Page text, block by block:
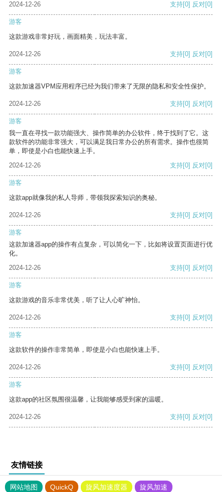
2024-12-26 支持[0] 反对[0]
游客
这款游戏非常好玩，画面精美，玩法丰富。
2024-12-26 支持[0] 反对[0]
游客
这款加速器VPM应用程序已经为我们带来了无限的隐私和安全性保护。
2024-12-26 支持[0] 反对[0]
游客
我一直在寻找一款功能强大、操作简单的办公软件，终于找到了它。这
款软件的功能非常强大，可以满足我日常办公的所有需求。操作也很简
单，即使是小白也能快速上手。
2024-12-26
支持[0] 反对[0]
游客
这款app就像我的私人导师，带领我探索知识的奥秘。
2024-12-26 支持[0] 反对[0]
游客
这款加速器app的操作有点复杂，可以简化一下，比如将设置页面进行优
化。
2024-12-26
支持[0] 反对[0]
游客
这款游戏的音乐非常优美，听了让人心旷神怡。
2024-12-26 支持[0] 反对[0]
游客
这款软件的操作非常简单，即使是小白也能快速上手。
2024-12-26 支持[0] 反对[0]
游客
这款app的社区氛围很温馨，让我能够感受到家的温暖。
2024-12-26 支持[0] 反对[0]
友情链接
网站地图 QuickQ 旋风加速度器
旋风加速